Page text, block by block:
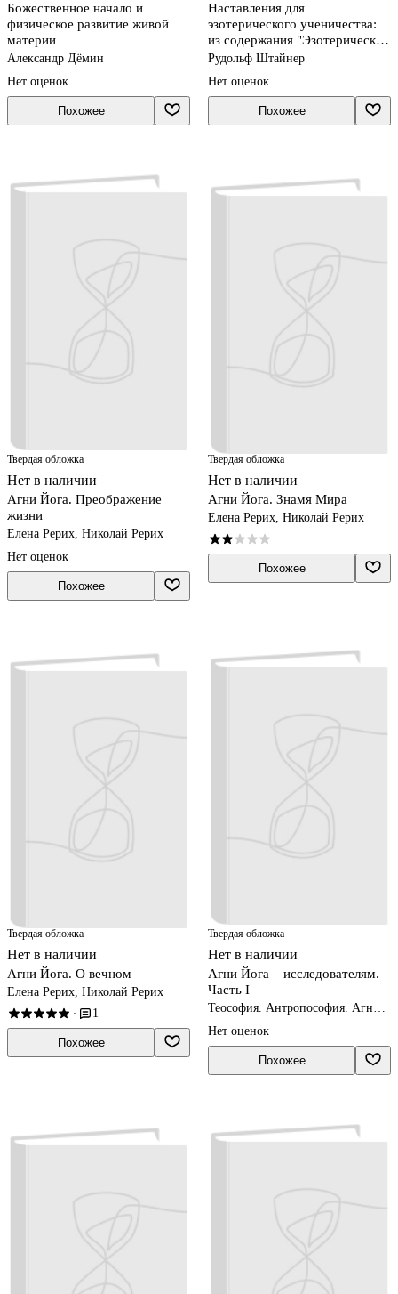
Божественное начало и
физическое развитие живой
материи
Александр Дёмин
Нет оценок
Похожее
Наставления для
эзотерического ученичества:
из содержания "Эзотерической
школы"
Рудольф Штайнер
Нет оценок
Похожее
Твердая обложка
Нет в наличии
Агни Йога. Преображение
жизни
Елена Рерих, Николай Рерих
Нет оценок
Похожее
Твердая обложка
Нет в наличии
Агни Йога. Знамя Мира
Елена Рерих, Николай Рерих
Похожее
Твердая обложка
Нет в наличии
Агни Йога. О вечном
Елена Рерих, Николай Рерих
· 1
Похожее
Твердая обложка
Нет в наличии
Агни Йога – исследователям.
Часть I
Теософия. Антропософия. Агни-
Нет оценок
Похожее